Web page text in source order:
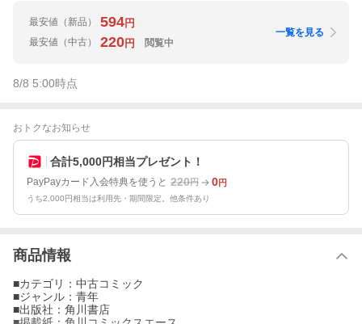
最安値 （新品） 594円
最安値 （中古） 220円 閲覧中
一覧を見る
8/8 5:00時点
おトクなお知らせ
合計5,000円相当プレゼント！
PayPayカード入会特典を使うと 220円 0円
うち2,000円相当は利用先・期間限定。他条件あり
商品情報
■カテゴリ：中古コミック
■ジャンル：青年
■出版社：角川書店